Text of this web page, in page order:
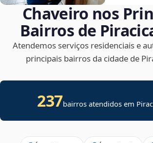
Chaveiro nos
Bairros de
Atendemos serviços residenciais e
principais bairros da cidade de
237bairros atendidos em